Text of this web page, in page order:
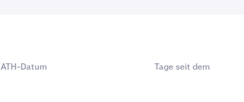
ATH-Datum Tage seit dem